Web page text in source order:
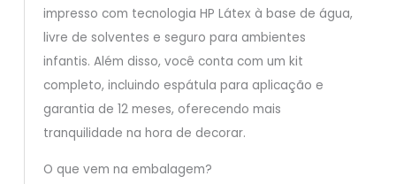
impresso com tecnologia HP Látex à base de água,
livre de solventes e seguro para ambientes
infantis. Além disso, você conta com um kit
completo, incluindo espátula para aplicação e
garantia de 12 meses, oferecendo mais
tranquilidade na hora de decorar.
O que vem na embalagem?